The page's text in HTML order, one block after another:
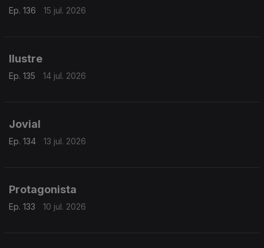
Ep. 136 15 jul. 2026
Ilustre
Ep. 135 14 jul. 2026
Jovial
Ep. 134 13 jul. 2026
Protagonista
Ep. 133 10 jul. 2026